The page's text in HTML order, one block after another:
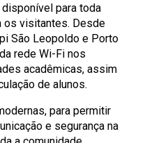
para toda
os visitantes. Desde
São Leopoldo e Porto
rede Wi-Fi nos
acadêmicas, assim
de alunos.
para permitir
e segurança na